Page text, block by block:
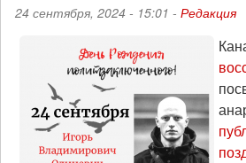
эпизод
24 сентября, 2024 - 15:01 - Редакция